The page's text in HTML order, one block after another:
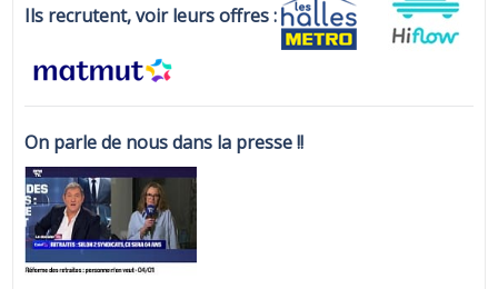
Ils recrutent, voir leurs offres :
On parle de nous dans la presse !!